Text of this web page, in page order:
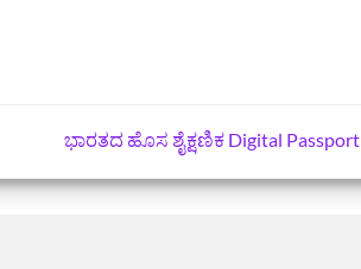
ಭಾರತದ ಹೊಸ ಶೈಕ್ಷಣಿಕ Digital Passport